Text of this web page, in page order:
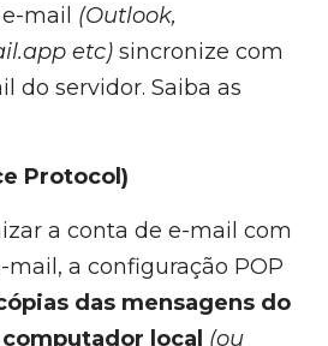
mail (Outlook,
etc) sincronize com
do servidor. Saiba as
Protocol)
a conta de e-mail com
mail, a configuração POP
das mensagens do
local (ou